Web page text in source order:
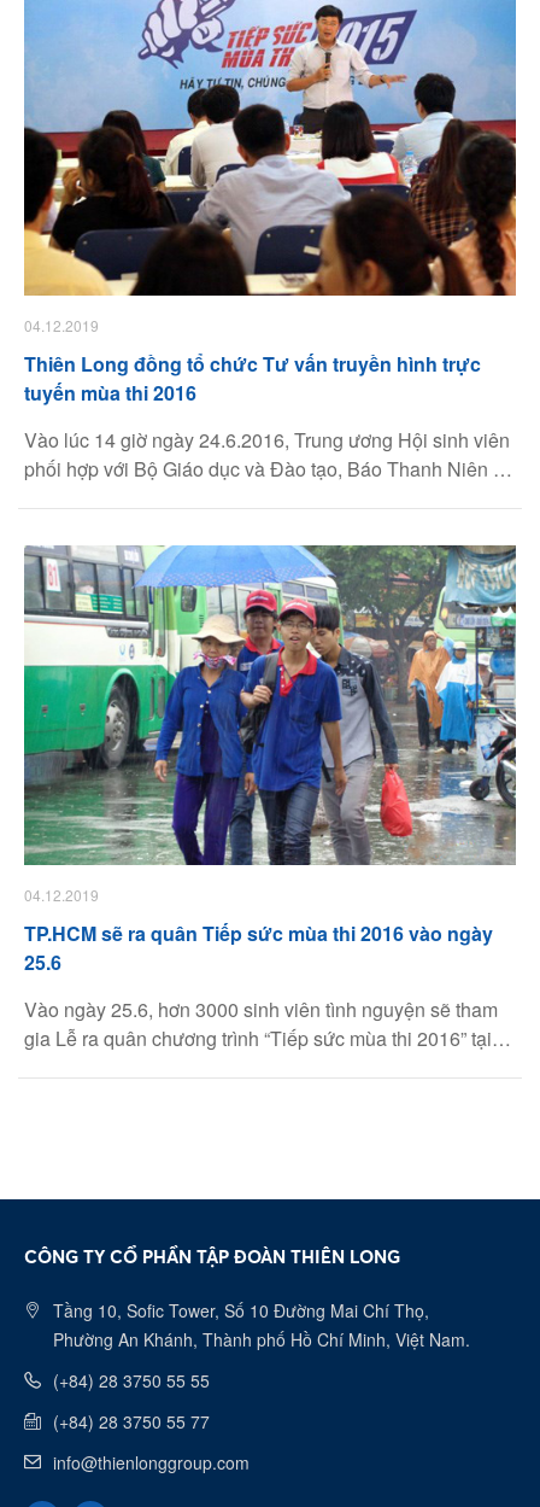
04.12.2019
Thiên Long đồng tổ chức Tư vấn truyền hình trực
tuyến mùa thi 2016
Vào lúc 14 giờ ngày 24.6.2016, Trung ương Hội sinh viên
phối hợp với Bộ Giáo dục và Đào tạo, Báo Thanh Niên và
“Đồng hành cùng thí sinh” tại địa chỉ: www.thanhnien.vn.
04.12.2019
TP.HCM sẽ ra quân Tiếp sức mùa thi 2016 vào ngày
25.6
Vào ngày 25.6, hơn 3000 sinh viên tình nguyện sẽ tham
gia Lễ ra quân chương trình “Tiếp sức mùa thi 2016” tại
CÔNG TY CỔ PHẦN TẬP ĐOÀN THIÊN LONG
Tầng 10, Sofic Tower, Số 10 Đường Mai Chí Thọ,
Phường An Khánh, Thành phố Hồ Chí Minh, Việt Nam.
(+84) 28 3750 55 55
(+84) 28 3750 55 77
info@thienlonggroup.com